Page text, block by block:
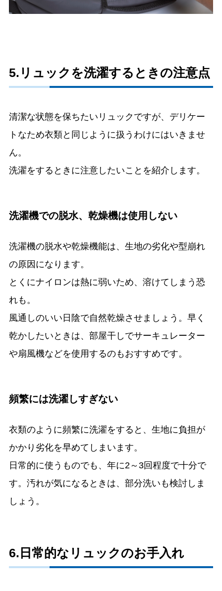
5.リュックを洗濯するときの注意点
清潔な状態を保ちたいリュックですが、デリケー
トなため衣類と同じように扱うわけにはいきませ
ん。
洗濯をするときに注意したいことを紹介します。
洗濯機での脱水、乾燥機は使用しない
洗濯機の脱水や乾燥機能は、生地の劣化や型崩れ
の原因になります。
とくにナイロンは熱に弱いため、溶けてしまう恐
れも。
風通しのいい日陰で自然乾燥させましょう。早く
乾かしたいときは、部屋干しでサーキュレーター
や扇風機などを使用するのもおすすめです。
頻繁には洗濯しすぎない
衣類のように頻繁に洗濯をすると、生地に負担が
かかり劣化を早めてしまいます。
日常的に使うものでも、年に2～3回程度で十分で
す。汚れが気になるときは、部分洗いも検討しま
しょう。
6.日常的なリュックのお手入れ